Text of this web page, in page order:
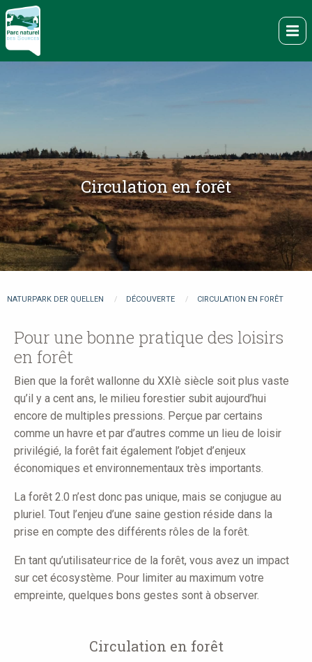
Direkt
zum
Inhalt
Circulation en forêt
are
NATURPARK DER QUELLEN DÉCOUVERTE CIRCULATION EN FORÊT
Pour une bonne pratique des loisirs
en forêt
Bien que la forêt wallonne du XXIè siècle soit plus vaste
qu’il y a cent ans, le milieu forestier subit aujourd’hui
encore de multiples pressions. Perçue par certains
comme un havre et par d’autres comme un lieu de loisir
privilégié, la forêt fait également l’objet d’enjeux
économiques et environnementaux très importants.
La forêt 2.0 n’est donc pas unique, mais se conjugue au
pluriel. Tout l’enjeu d’une saine gestion réside dans la
prise en compte des différents rôles de la forêt.
En tant qu’utilisateur·rice de la forêt, vous avez un impact
sur cet écosystème. Pour limiter au maximum votre
empreinte, quelques bons gestes sont à observer.
Circulation en forêt